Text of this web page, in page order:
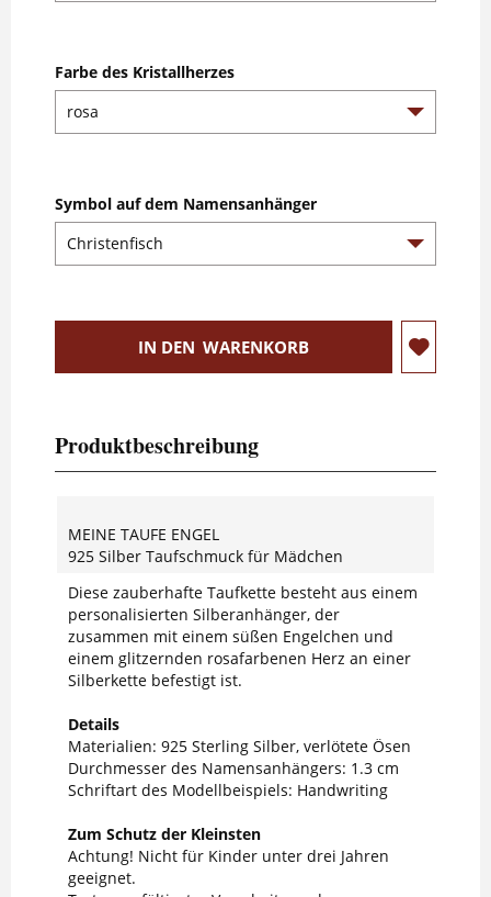
Farbe des Kristallherzes
Symbol auf dem Namensanhänger
IN DEN WARENKORB
Produktbeschreibung
MEINE TAUFE ENGEL
925 Silber Taufschmuck für Mädchen
Diese zauberhafte Taufkette besteht aus einem
personalisierten Silberanhänger, der
zusammen mit einem süßen Engelchen und
einem glitzernden rosafarbenen Herz an einer
Silberkette befestigt ist.
Details
Materialien: 925 Sterling Silber, verlötete Ösen
Durchmesser des Namensanhängers: 1.3 cm
Schriftart des Modellbeispiels: Handwriting
Zum Schutz der Kleinsten
Achtung! Nicht für Kinder unter drei Jahren
geeignet.